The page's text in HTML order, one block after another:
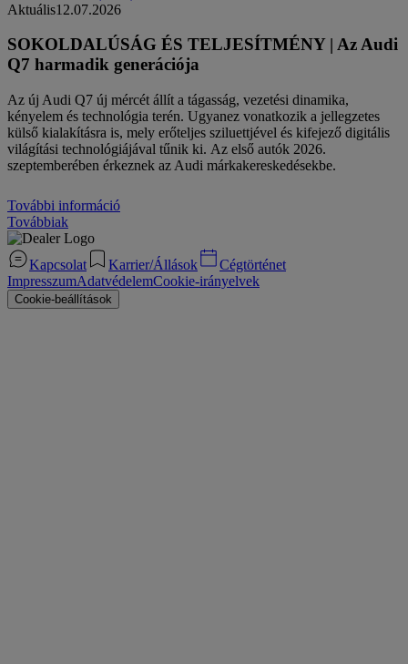
Aktuális12.07.2026
SOKOLDALÚSÁG ÉS TELJESÍTMÉNY | Az Audi
Q7 harmadik generációja
Az új Audi Q7 új mércét állít a tágasság, vezetési dinamika,
kényelem és technológia terén. Ugyanez vonatkozik a jellegzetes
külső kialakításra is, mely erőteljes sziluettjével és kifejező digitális
világítási technológiájával tűnik ki. Az első autók 2026.
szeptemberében érkeznek az Audi márkakereskedésekbe.
További információ
Továbbiak
Kapcsolat Karrier/Állások
Cégtörténet
ImpresszumAdatvédelemCookie-irányelvek
Cookie-beállítások